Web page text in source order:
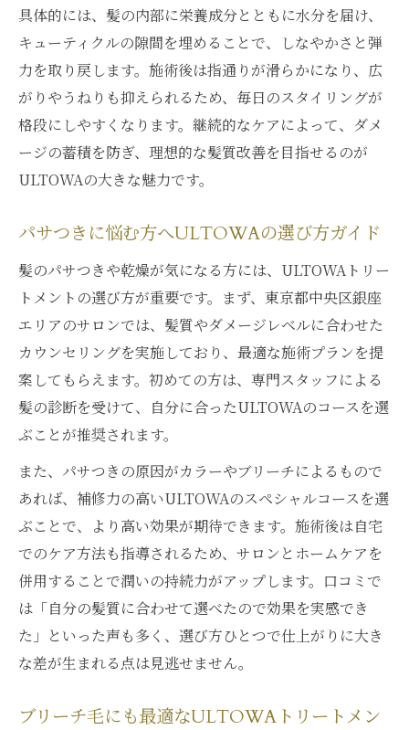
体験談で知るULTOWAトリートメントの魅
力
口コミ評価が高いULTOWAの水分保持力
パサつき改善に効くULTOWAの評判ポイン
ト
施術後の艶感を保つホームケアのコツ
法
水分保持を意識したホームケアの習慣例
艶髪を長持ちさせるULTOWAトリートメン
ト活用法
施術後のパサつき防止におすすめのケア術
髪の乾燥対策にULTOWA選択が支持される理由
髪の乾燥対策にULTOWAトリートメントが
最適な理由
ULTOWAトリートメントで乾燥を防ぐ秘訣
とは
乾燥毛に選ばれるULTOWAの水分保持力
ULTOWA施術とホームケアで乾燥知らずの
髪へ
口コミに見るULTOWAトリートメントの乾
具体的には、髪の内部に栄養成分とともに水分を届け、
キューティクルの隙間を埋めることで、しなやかさと弾
力を取り戻します。施術後は指通りが滑らかになり、広
がりやうねりも抑えられるため、毎日のスタイリングが
格段にしやすくなります。継続的なケアによって、ダメ
ージの蓄積を防ぎ、理想的な髪質改善を目指せるのが
ULTOWAの大きな魅力です。
パサつきに悩む方へULTOWAの選び方ガイド
髪のパサつきや乾燥が気になる方には、ULTOWAトリー
トメントの選び方が重要です。まず、東京都中央区銀座
エリアのサロンでは、髪質やダメージレベルに合わせた
カウンセリングを実施しており、最適な施術プランを提
案してもらえます。初めての方は、専門スタッフによる
髪の診断を受けて、自分に合ったULTOWAのコースを選
ぶことが推奨されます。
また、パサつきの原因がカラーやブリーチによるもので
あれば、補修力の高いULTOWAのスペシャルコースを選
ぶことで、より高い効果が期待できます。施術後は自宅
でのケア方法も指導されるため、サロンとホームケアを
併用することで潤いの持続力がアップします。口コミで
は「自分の髪質に合わせて選べたので効果を実感でき
た」といった声も多く、選び方ひとつで仕上がりに大き
な差が生まれる点は見逃せません。
ブリーチ毛にも最適なULTOWAトリートメン